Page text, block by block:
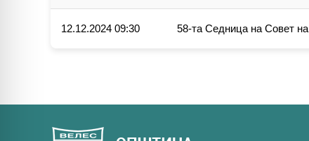
12.12.2024 09:30 58-та Седница на Совет